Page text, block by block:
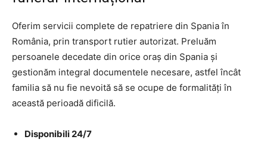
Oferim servicii complete de repatriere din Spania în
România, prin transport rutier autorizat. Preluăm
persoanele decedate din orice oraș din Spania și
gestionăm integral documentele necesare, astfel încât
familia să nu fie nevoită să se ocupe de formalități în
această perioadă dificilă.
Disponibili 24/7